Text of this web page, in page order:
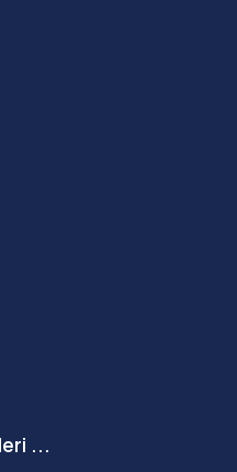
...